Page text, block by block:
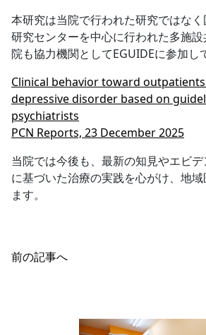
本研究は当院で行われた研究ではな
研究センターを中心に行われた多施
院も協力機関としてEGUIDEに参加し
Clinical behavior toward
depressive disorder based on
psychiatrists
PCN Reports, 23 December 2025
当院では今後も、最新の知見やエビデ
に基づいた治療の実践を心がけ、地
ます。
前の記事へ